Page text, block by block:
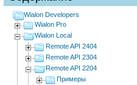
Wialon Developers
Wialon Pro
Wialon Local
Remote API 2404
Remote API 2304
Remote API 2204
Примеры